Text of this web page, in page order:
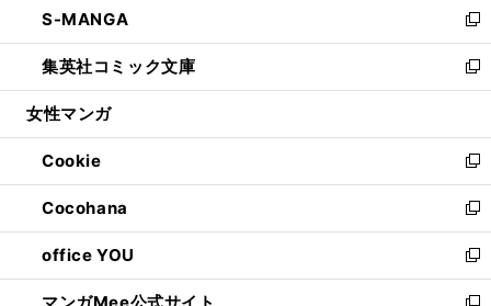
く
で
開
く
ド
ウ
で
開
ィ
ン
ド
ウ
開
く
い
ウ
ィ
ン
ウ
で
開
く
S-MANGA
新
し
い
ウ
ン
ド
ウ
で
開
く
集英社コミック文庫
新
し
ウ
ィ
ン
ド
ウ
で
開
く
女性マンガ
Cookie
新
し
い
ウ
ィ
ン
Cocohana
新
し
い
ウ
office YOU
新
し